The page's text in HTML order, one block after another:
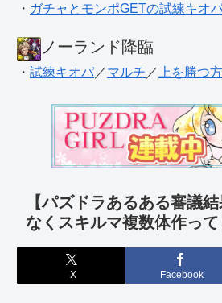
・ ガチャとモンポGETの試練キオ
ノーランド降臨
・ 試練キオパ ／マルチ ／ 上を勝つ
【パズドラあるある審議
なくスキルマ複数体作って
X Facebook